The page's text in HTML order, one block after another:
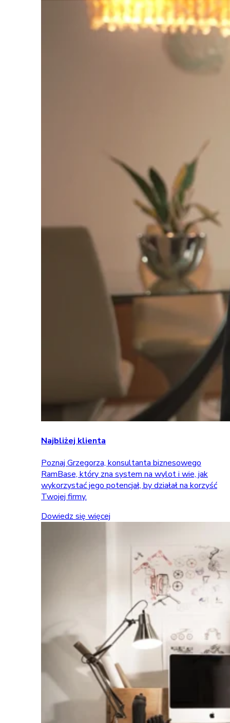
Najbliżej klienta
Poznaj Grzegorza, konsultanta biznesowego
RamBase, który zna system na wylot i wie, jak
wykorzystać jego potencjał, by działał na korzyść
Twojej firmy.
Dowiedz się więcej